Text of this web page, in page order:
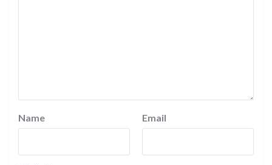
Name Email